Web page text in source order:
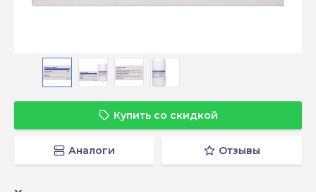
Купить со скидкой
Аналоги Отзывы